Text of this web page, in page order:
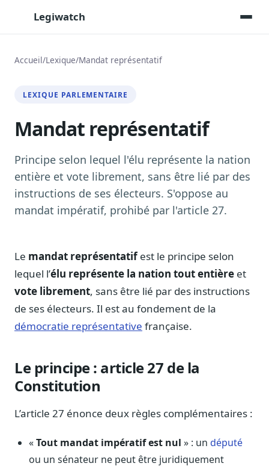
Legiwatch
Posez vos questions, réponses sourcées
Transcriptions IA
Toutes les séances AN/Sénat transcrites
Synthèses IA
Résumés automatiques des dossiers longs
Veille des matinales radio
9 interviews politiques, analysées avant 10 h
Exports & livrables
Notes, briefings, tableaux de bord
Fiches parlementaires
Parcours, mandats, prises de position
Registre HATVP
Affaires publiques
Affaires réglementaires
JO, décrets, conseil des ministres, AAI
Accueil/Lexique/Mandat représentatif
LEXIQUE PARLEMENTAIRE
Mandat représentatif
Principe selon lequel l'élu représente la nation
entière et vote librement, sans être lié par des
instructions de ses électeurs. S'oppose au
mandat impératif, prohibé par l'article 27.
Le mandat représentatifest le principe selon
lequel l’élu représente la nation tout entière et
vote librement, sans être lié par des instructions
de ses électeurs. Il est au fondement de la
démocratie représentative française.
Le principe : article 27 de la
Constitution
L’article 27 énonce deux règles complémentaires :
«Tout mandat impératif est nul » : un député
ou un sénateur ne peut être juridiquement